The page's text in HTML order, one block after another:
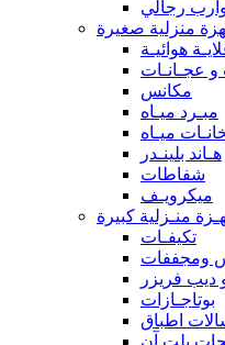
رجالي
منزلية صغيرة
هوائيـة
عجـانـات
مكانس
مبـرد ميـاه
ميـاه
هـاند بلينـدر
شفاطات
ميكرويـف
منـزلية كبيرة
تكيفـات
ومجففات
ديب فريزر
بوتاجـازات
اطباق
بلت آن